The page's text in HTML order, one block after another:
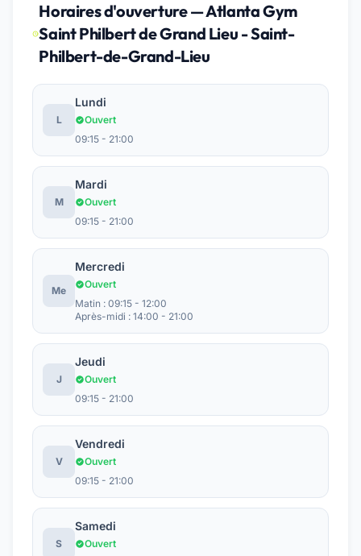
Horaires d'ouverture — Atlanta Gym
Saint Philbert de Grand Lieu - Saint-
Philbert-de-Grand-Lieu
L
Lundi
Ouvert
09:15 - 21:00
M
Mardi
Ouvert
09:15 - 21:00
Me
Mercredi
Ouvert
Matin : 09:15 - 12:00
Après-midi : 14:00 - 21:00
J
Jeudi
Ouvert
09:15 - 21:00
V
Vendredi
Ouvert
09:15 - 21:00
S
Samedi
Ouvert